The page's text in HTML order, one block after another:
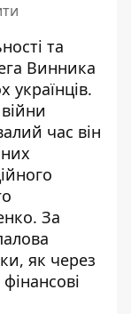
та
Винника
українців.
час він
За
як через